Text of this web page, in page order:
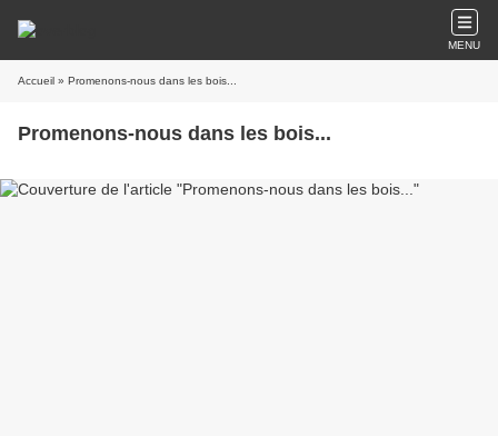
MENU
Accueil » Promenons-nous dans les bois...
Promenons-nous dans les bois...